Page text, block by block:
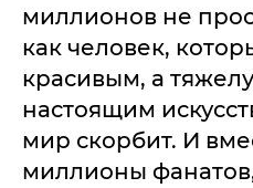
миллионов не
как человек,
красивым, а
настоящим
мир скорбит. И
миллионы